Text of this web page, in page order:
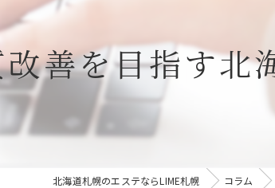
善を目指す北
北海道札幌のエステならLIME札幌 コラム